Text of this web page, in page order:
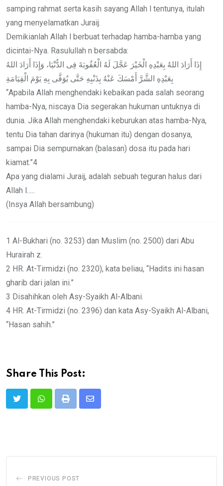
samping rahmat serta kasih sayang Allah l tentunya, itulah
yang menyelamatkan Juraij.
Demikianlah Allah l berbuat terhadap hamba-hamba yang
dicintai-Nya. Rasulullah n bersabda:
إِذَا أَرَادَ اللهُ بِعَبْدِهِ الْخَيْرَ عَجَّلَ لَهُ الْعُقُوبَةَ فِى الدُّنْيَا، وَإِذَا أَرَادَ اللهُ
بِعَبْدِهِ الشَّرَّ أَمْسَكَ عَنْهُ بِذَنْبِهِ حَتَّى يُوَفَّى بِهِ يَوْمَ الْقِيَامَةِ
“Apabila Allah menghendaki kebaikan pada salah seorang
hamba-Nya, niscaya Dia segerakan hukuman untuknya di
dunia. Jika Allah menghendaki keburukan atas hamba-Nya,
tentu Dia tahan darinya (hukuman itu) dengan dosanya,
sampai Dia sempurnakan (balasan) dosa itu pada hari
kiamat.”4
Apa yang dialami Juraij, adalah sebuah teguran halus dari
Allah l…..
(Insya Allah bersambung)
1 Al-Bukhari (no. 3253) dan Muslim (no. 2500) dari Abu
Hurairah z.
2 HR. At-Tirmidzi (no. 2320), kata beliau, “Hadits ini hasan
gharib dari jalan ini.”
3 Disahihkan oleh Asy-Syaikh Al-Albani.
4 HR. At-Tirmidzi (no. 2396) dan kata Asy-Syaikh Al-Albani,
“Hasan sahih.”
Share This Post:
Print
Share
PREVIOUS POST